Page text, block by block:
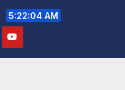
5:22:05 AM